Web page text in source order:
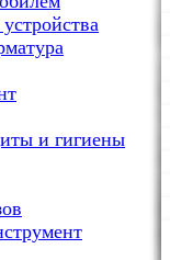
и гигиены